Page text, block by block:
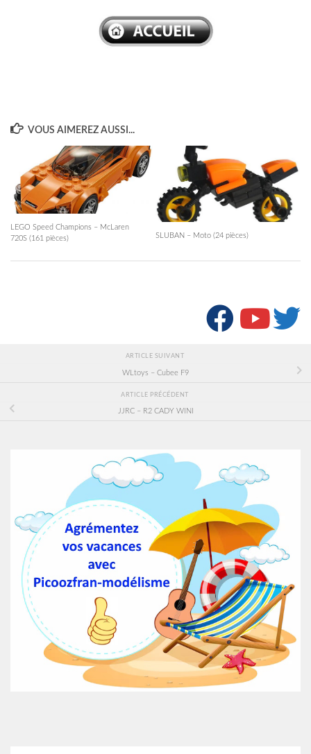
VOUS AIMEREZ AUSSI...
LEGO Speed Champions – McLaren
720S (161 pièces)
SLUBAN – Moto (24 pièces)
ARTICLE SUIVANT
WLtoys – Cubee F9
ARTICLE PRÉCÉDENT
JJRC – R2 CADY WINI